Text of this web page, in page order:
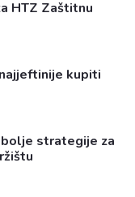
HTZ Zaštitnu
kupiti
strategije za